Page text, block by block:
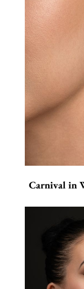
Carnival in